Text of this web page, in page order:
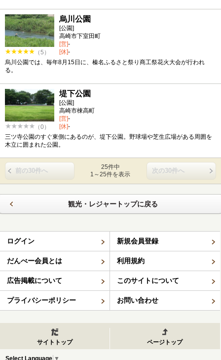
（5）
烏川公園
[公園]
高崎市下室田町
[営]-
[休]-
烏川公園では、毎年8月15日に、榛名ふるさと祭り商工祭花火大会が行われ
る。
（0）
堤下公園
[公園]
高崎市棟高町
[営]-
[休]-
三ツ寺公園のすぐ東側にあるのが、堤下公園。野球場や芝生広場がある周囲を
木立に囲まれた公園。
前の30件へ
25件中
1～25件を表示
次の30件へ
観光・レジャートップに戻る
ログイン 新規会員登録
だんべー会員とは 利用規約
広告掲載について このサイトについて
プライバシーポリシー お問い合わせ
サイトトップ ページトップ